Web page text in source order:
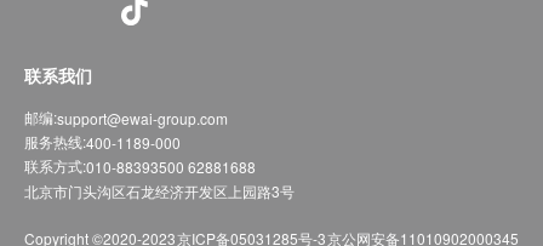
联系我们
邮编:support@ewai-group.com
服务热线:400-1189-000
联系方式:010-88393500 62881688
北京市门头沟区石龙经济开发区上园路3号
Copyright ©2020-2023京ICP备05031285号-3京公网安备11010902000345